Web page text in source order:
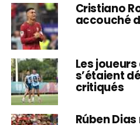
Cristiano
accouché
Les
s’étaient
critiqués
Rúben